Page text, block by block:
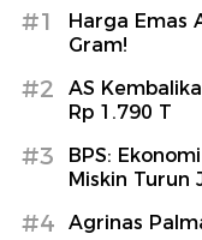
#1
Harga Emas
Gram!
#2
AS
Rp 1.790 T
#3
BPS:
Miskin Turun
#4 Agrinas